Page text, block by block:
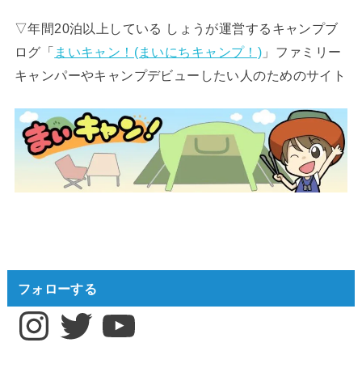
▽年間20泊以上している しょうが運営するキャンプブ
ログ「 まいキャン！(まいにちキャンプ！) 」ファミリー
キャンパーやキャンプデビューしたい人のためのサイト
フォローする
InstagramTwitter YouTube